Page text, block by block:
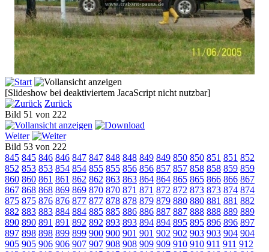
[Slideshow bei deaktiviertem JacaScript nicht nutzbar]
Zurück
Bild 51 von 222
Weiter
Bild 53 von 222
845 845 846 846 847 847 848 848 849 849 850 850 851 851 852
852 853 853 854 854 855 855 856 856 857 857 858 858 859 859
860 860 861 861 862 862 863 863 864 864 865 865 866 866 867
867 868 868 869 869 870 870 871 871 872 872 873 873 874 874
875 875 876 876 877 877 878 878 879 879 880 880 881 881 882
882 883 883 884 884 885 885 886 886 887 887 888 888 889 889
890 890 891 891 892 892 893 893 894 894 895 895 896 896 897
897 898 898 899 899 900 900 901 901 902 902 903 903 904 904
905 905 906 906 907 907 908 908 909 909 910 910 911 911 912